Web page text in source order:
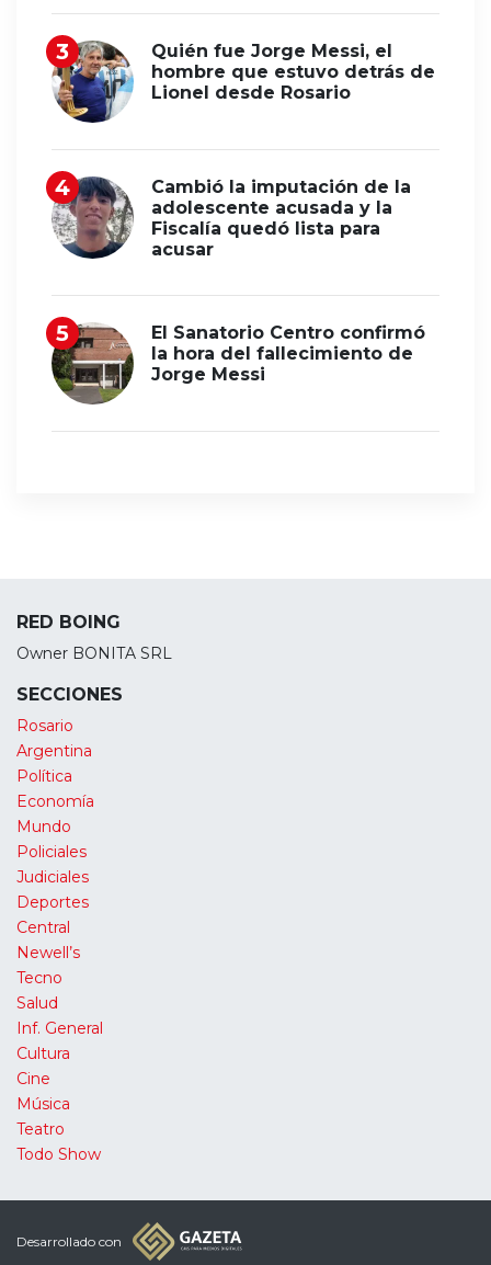
Quién fue Jorge Messi, el
hombre que estuvo detrás de
Lionel desde Rosario
Cambió la imputación de la
adolescente acusada y la
Fiscalía quedó lista para
acusar
El Sanatorio Centro confirmó
la hora del fallecimiento de
Jorge Messi
RED BOING
Owner BONITA SRL
SECCIONES
Rosario
Argentina
Política
Economía
Mundo
Policiales
Judiciales
Deportes
Central
Newell’s
Tecno
Salud
Inf. General
Cultura
Cine
Música
Teatro
Todo Show
Desarrollado con